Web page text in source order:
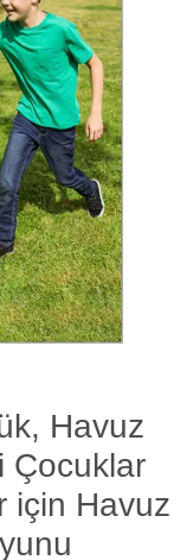
Havuz
Çocuklar
için Havuz